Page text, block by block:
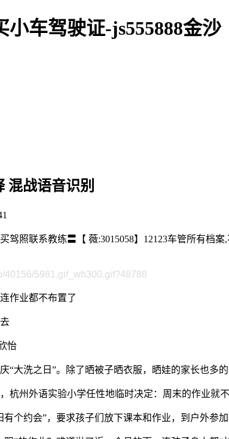
小车驾驶证-js555888金沙
混战语音识别
驾照联系教练〓【 薇:3015058】12123车管所有档
40156/5981.gif_wh300.gif?48788
作业都不布置了
怡
大洗之日”。除了晒被子晒衣服，晒娃的家长也多
州外语实验小学任性地临时决定：周末的作业就
个约会”，要求孩子们放下课本和作业，到户外参加